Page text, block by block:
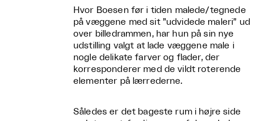
Hvor Boesen før i tiden malede/tegnede
på væggene med sit ”udvidede maleri” ud
over billedrammen, har hun på sin nye
udstilling valgt at lade væggene male i
nogle delikate farver og flader, der
korresponderer med de vildt roterende
elementer på lærrederne.
Således er det bageste rum i højre side